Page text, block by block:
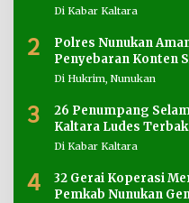
Di Kabar Kaltara
2
Polres Nunukan
Penyebaran Konten
Di Hukrim, Nunukan
3
26 Penumpang
Kaltara Ludes
Di Kabar Kaltara
4
32 Gerai Koperasi
Pemkab Nunukan